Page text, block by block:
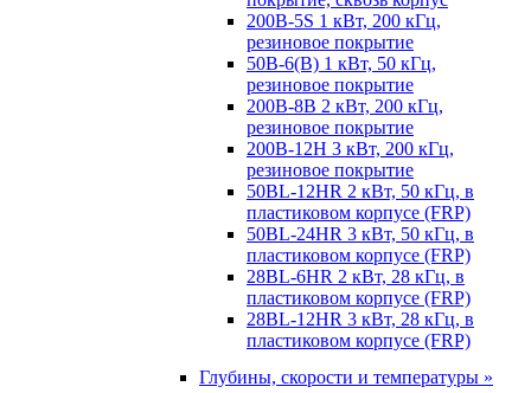
200B-5S 1 кВт, 200 кГц,
резиновое покрытие
50B-6(B) 1 кВт, 50 кГц,
резиновое покрытие
200B-8B 2 кВт, 200 кГц,
резиновое покрытие
200B-12H 3 кВт, 200 кГц,
резиновое покрытие
50BL-12HR 2 кВт, 50 кГц, в
пластиковом корпусе (FRP)
50BL-24HR 3 кВт, 50 кГц, в
пластиковом корпусе (FRP)
28BL-6HR 2 кВт, 28 кГц, в
пластиковом корпусе (FRP)
28BL-12HR 3 кВт, 28 кГц, в
пластиковом корпусе (FRP)
Глубины, скорости и температуры »